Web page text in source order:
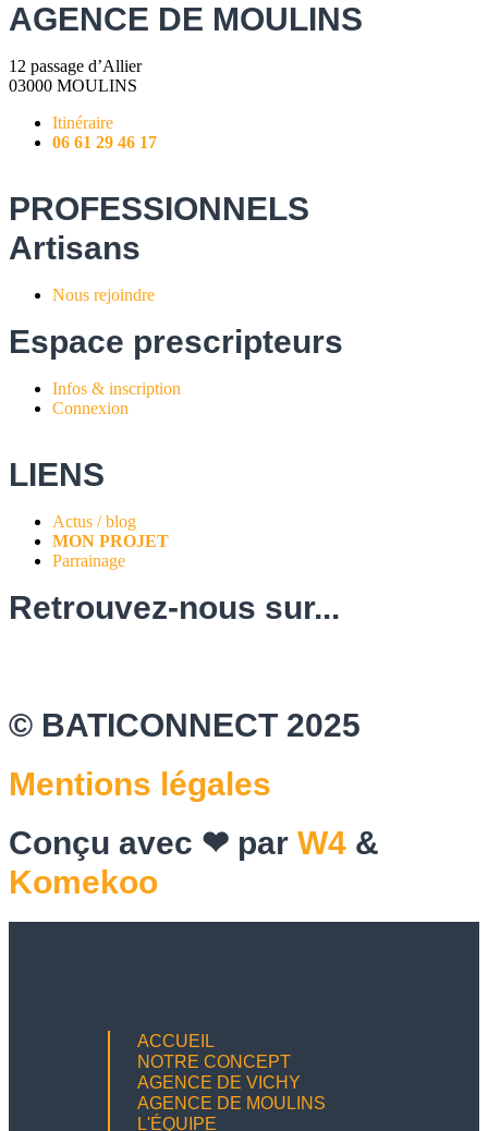
AGENCE DE MOULINS
12 passage d’Allier
03000 MOULINS
Itinéraire
06 61 29 46 17
PROFESSIONNELS
Artisans
Nous rejoindre
Espace prescripteurs
Infos & inscription
Connexion
LIENS
Actus / blog
MON PROJET
Parrainage
Retrouvez-nous sur...
© BATICONNECT 2025
Mentions légales
Conçu avec ❤ par W4 &
Komekoo
ACCUEIL
NOTRE CONCEPT
AGENCE DE VICHY
AGENCE DE MOULINS
L'ÉQUIPE